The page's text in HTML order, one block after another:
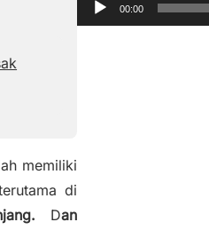
memiliki
di
Dan
i
00:00